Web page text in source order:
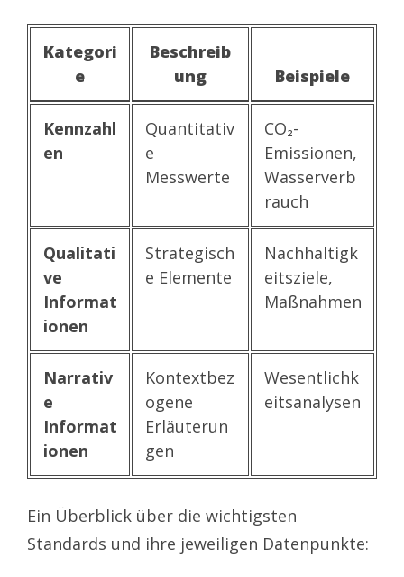
Kategori
e
Beschreib
ung
Beispiele
Kennzahl
en
Quantitativ
e
Messwerte
CO₂-
Emissionen,
Wasserverb
rauch
Qualitati
ve
Informat
ionen
Strategisch
e Elemente
Nachhaltigk
eitsziele,
Maßnahmen
Narrativ
e
Informat
ionen
Kontextbez
ogene
Erläuterun
gen
Wesentlichk
eitsanalysen
Ein Überblick über die wichtigsten
Standards und ihre jeweiligen Datenpunkte: